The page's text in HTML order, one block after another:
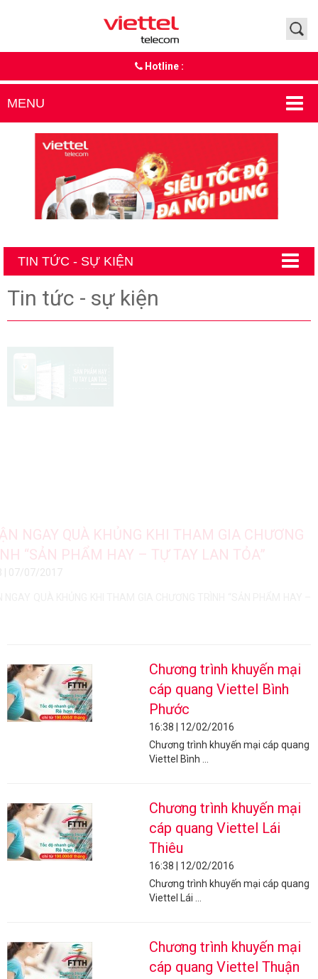
Hotline :
MENU
TIN TỨC - SỰ KIỆN
Tin tức - sự kiện
NGAY QUÀ KHỦNG KHI THAM GIA CHƯƠNG
“SẢN PHẨM HAY – TỰ TAY LAN TỎA”
| 07/07/2017
Chương trình khuyến mại
cáp quang Viettel Bình
Phước
16:38 | 12/02/2016
Chương trình khuyến mại cáp quang
Viettel Bình ...
Chương trình khuyến mại
cáp quang Viettel Lái
Thiêu
16:38 | 12/02/2016
Chương trình khuyến mại cáp quang
Viettel Lái ...
Chương trình khuyến mại
cáp quang Viettel Thuận